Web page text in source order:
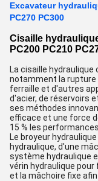
Excavateur
PC270 PC300
Cisaille
PC200 PC210
La cisaille
notamment la rupture
ferraille et d'autres
d'acier, de réservoirs
ses méthodes
efficace et une force
15 % les
Le broyeur
hydraulique, d'une
système hydraulique
vérin hydraulique
et la mâchoire fixe